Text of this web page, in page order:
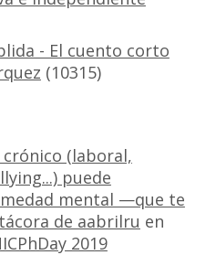
- El cuento corto
(10315)
(laboral,
puede
mental —que te
de aabrilru en
2019